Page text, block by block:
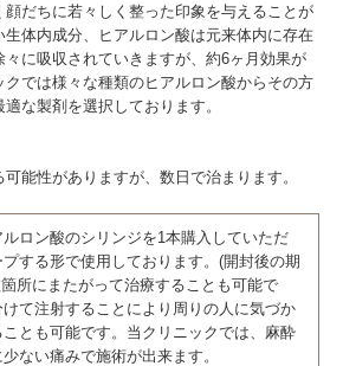
顔だちに若々しく整った印象を与えることが
体内成分、ヒアルロン酸は元来体内に存在
に吸収されていきますが、約6ヶ月効果が
では様々な種類のヒアルロン酸からその方
な製剤を選択しております。
能性がありますが、数日で治まります。​
ロン酸のシリンジを1本購入していただ
する形で使用しております。(開封後の期
所にまたがって治療することも可能で
て注射することにより周りの人に気づか
とも可能です。当クリニックでは、麻酔
ない痛みで施術が出来ます。